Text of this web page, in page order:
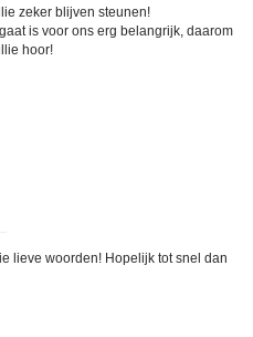
zeker blijven steunen!
is voor ons erg belangrijk, daarom
hoor!
lieve woorden! Hopelijk tot snel dan